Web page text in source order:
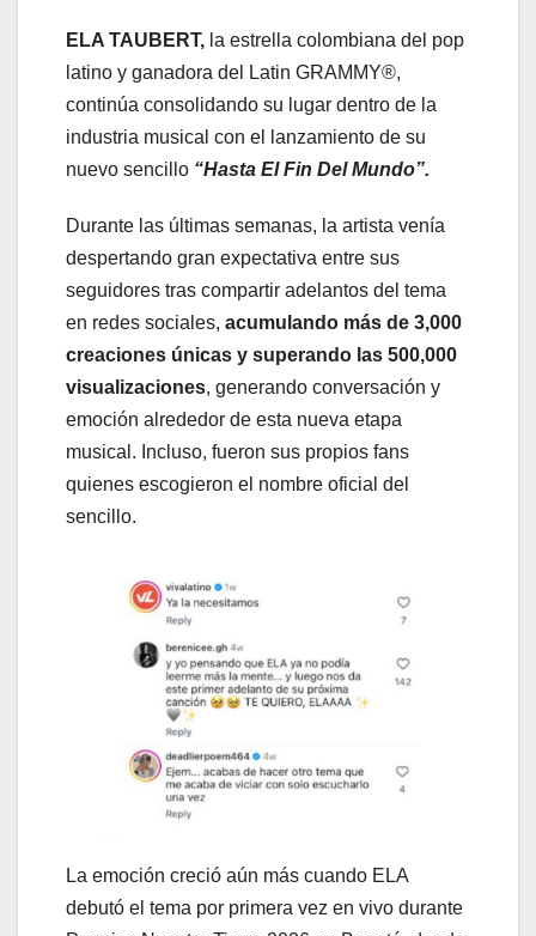
ELA TAUBERT, la estrella colombiana del pop
latino y ganadora del Latin GRAMMY®,
continúa consolidando su lugar dentro de la
industria musical con el lanzamiento de su
nuevo sencillo “Hasta El Fin Del Mundo”.
Durante las últimas semanas, la artista venía
despertando gran expectativa entre sus
seguidores tras compartir adelantos del tema
en redes sociales, acumulando más de 3,000
creaciones únicas y superando las 500,000
visualizaciones, generando conversación y
emoción alrededor de esta nueva etapa
musical. Incluso, fueron sus propios fans
quienes escogieron el nombre oficial del
sencillo.
La emoción creció aún más cuando ELA
debutó el tema por primera vez en vivo durante